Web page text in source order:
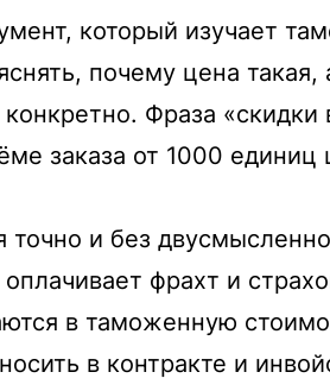
который изучает
почему цена такая,
Фраза
заказа от 1000
точно и без
оплачивает фрахт и
в таможенную
в контракте и